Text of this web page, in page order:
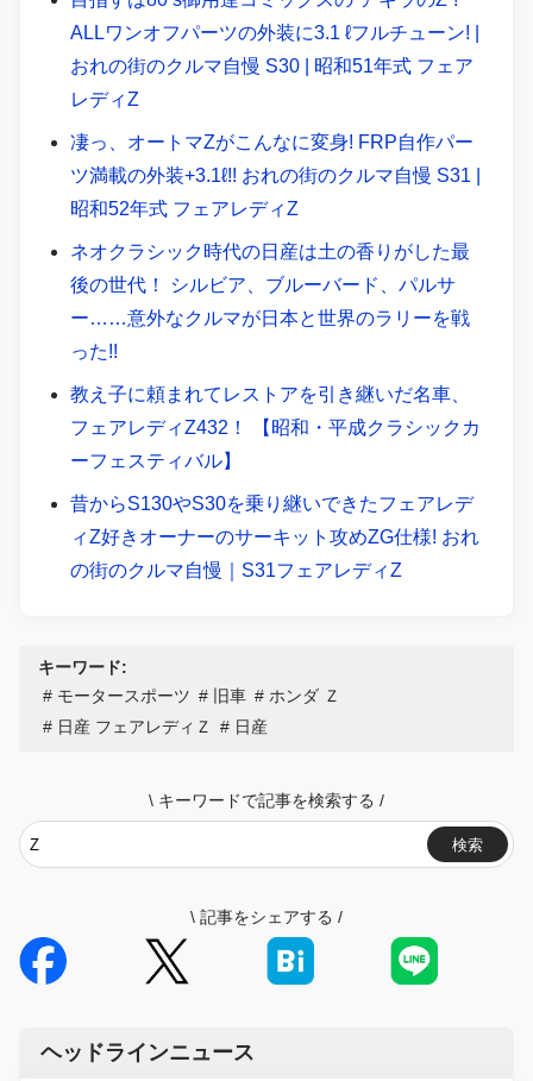
ALLワンオフパーツの外装に3.1 ℓフルチューン! |
おれの街のクルマ自慢 S30 | 昭和51年式 フェア
レディZ
凄っ、オートマZがこんなに変身! FRP自作パー
ツ満載の外装+3.1ℓ!! おれの街のクルマ自慢 S31 |
昭和52年式 フェアレディZ
ネオクラシック時代の日産は土の香りがした最
後の世代！ シルビア、ブルーバード、パルサ
ー……意外なクルマが日本と世界のラリーを戦
った!!
教え子に頼まれてレストアを引き継いだ名車、
フェアレディZ432！ 【昭和・平成クラシックカ
ーフェスティバル】
昔からS130やS30を乗り継いできたフェアレデ
ィZ好きオーナーのサーキット攻めZG仕様! おれ
の街のクルマ自慢｜S31フェアレディZ
キーワード:
モータースポーツ
旧車
ホンダ Ｚ
日産 フェアレディＺ
日産
\ キーワードで記事を検索する /
検索
\ 記事をシェアする /
ヘッドラインニュース